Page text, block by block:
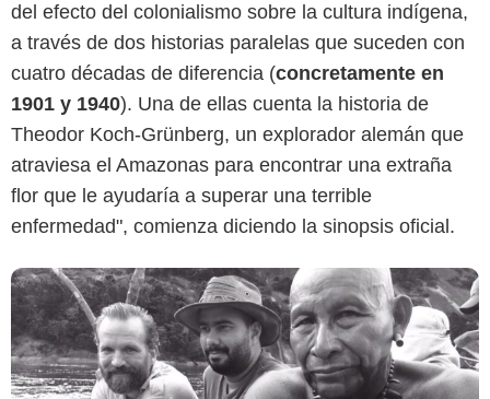
del efecto del colonialismo sobre la cultura indígena,
a través de dos historias paralelas que suceden con
cuatro décadas de diferencia (concretamente en
1901 y 1940). Una de ellas cuenta la historia de
Theodor Koch-Grünberg, un explorador alemán que
atraviesa el Amazonas para encontrar una extraña
flor que le ayudaría a superar una terrible
enfermedad", comienza diciendo la sinopsis oficial.
Instagram